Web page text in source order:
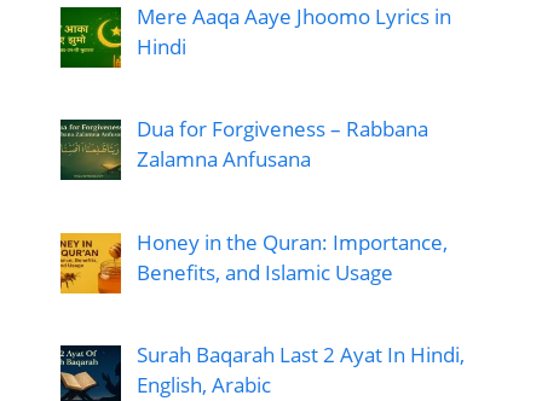
Mere Aaqa Aaye Jhoomo Lyrics in
Hindi
Dua for Forgiveness – Rabbana
Zalamna Anfusana
Honey in the Quran: Importance,
Benefits, and Islamic Usage
Surah Baqarah Last 2 Ayat In Hindi,
English, Arabic